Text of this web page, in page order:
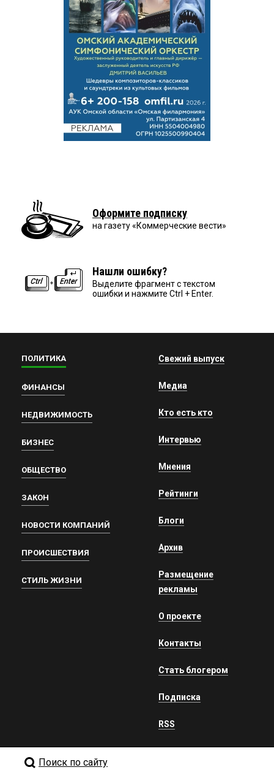
Оформите подписку
на газету «Коммерческие вести»
Нашли ошибку?
Выделите фрагмент с текстом
ошибки и нажмите Ctrl + Enter.
ПОЛИТИКА
ФИНАНСЫ
НЕДВИЖИМОСТЬ
БИЗНЕС
ОБЩЕСТВО
ЗАКОН
НОВОСТИ КОМПАНИЙ
ПРОИСШЕСТВИЯ
СТИЛЬ ЖИЗНИ
Свежий выпуск
Медиа
Кто есть кто
Интервью
Мнения
Рейтинги
Блоги
Архив
Размещение
рекламы
О проекте
Контакты
Стать блогером
Подписка
RSS
Поиск по сайту